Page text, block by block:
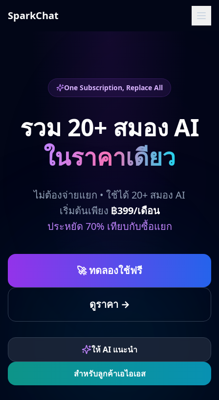
SparkChat
One Subscription, Replace All
รวม 20+ สมอง AI
ในราคาเดียว
ไม่ต้องจ่ายแยก • ใช้ได้ 20+ สมอง AI
เริ่มต้นเพียง ฿399/เดือน
ประหยัด 70% เทียบกับซื้อแยก
🚀 ทดลองใช้ฟรี
ดูราคา →
ให้ AI แนะนำ
สำหรับลูกค้าเอไอเอส